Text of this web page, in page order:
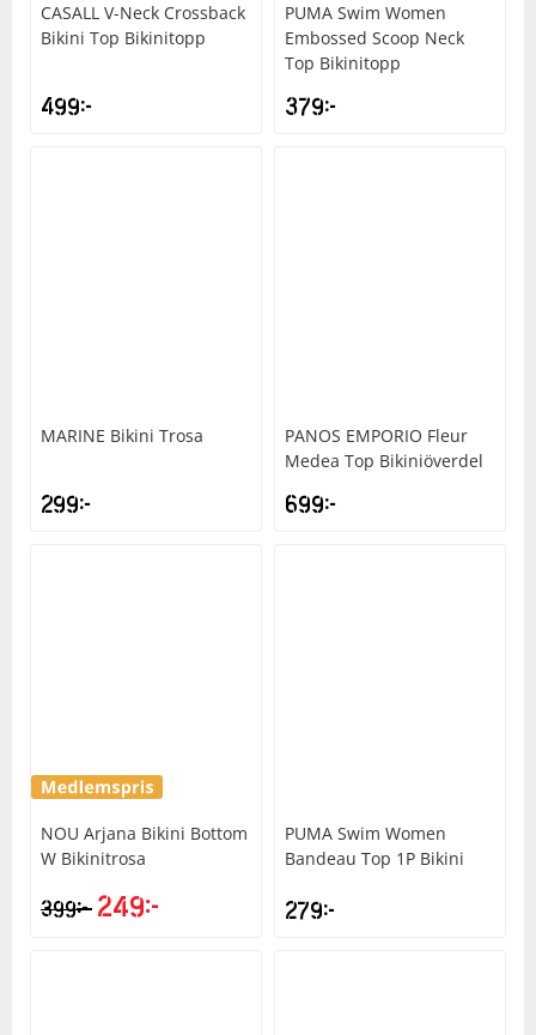
CASALL V-Neck Crossback
Bikini Top Bikinitopp
499kr
PUMA Swim Women
Embossed Scoop Neck
Top Bikinitopp
379kr
MARINE Bikini Trosa
299kr
PANOS EMPORIO Fleur
Medea Top Bikiniöverdel
699kr
NOU Arjana Bikini Bottom
W Bikinitrosa
399kr 249kr
PUMA Swim Women
Bandeau Top 1P Bikini
279kr